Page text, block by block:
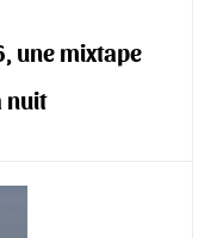
une mixtape
nuit